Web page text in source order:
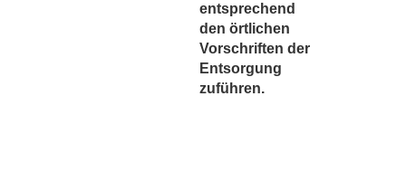
entsprechend
den örtlichen
Vorschriften der
Entsorgung
zuführen.